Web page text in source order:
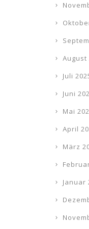
August
Juli
Juni
Mai
April
März
Januar